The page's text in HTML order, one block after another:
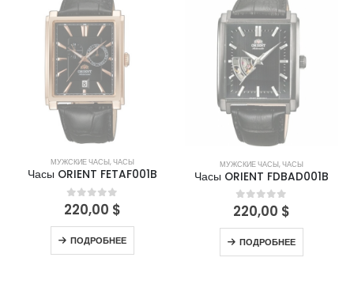
НЕТ В НАЛИЧИИ
МУЖСКИЕ ЧАСЫ,ЧАСЫ
Часы ORIENT FETAF001B
0out of 5
220,00 $
ПОДРОБНЕЕ
НЕТ В НАЛИЧИИ
МУЖСКИЕ ЧАСЫ,ЧАСЫ
Часы ORIENT FDBAD001B
0out of 5
220,00 $
ПОДРОБНЕЕ